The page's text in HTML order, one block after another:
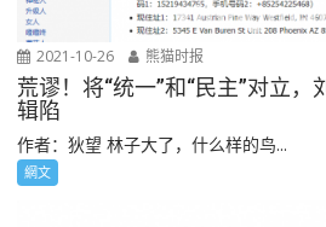
2021-10-26 熊猫时报
荒谬！将“统一”和“民主”对立，
辑陷
作者：狄望 林子大了，什么样的鸟...
網文